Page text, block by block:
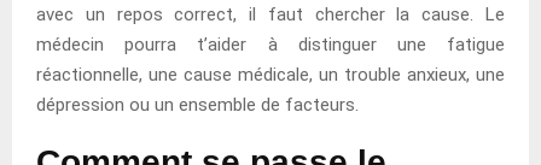
avec un repos correct, il faut chercher la cause. Le
médecin pourra t’aider à distinguer une fatigue
réactionnelle, une cause médicale, un trouble anxieux, une
dépression ou un ensemble de facteurs.